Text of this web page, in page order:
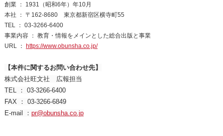
創業 ： 1931（昭和6年）年10月
本社 ： 〒162-8680 東京都新宿区横寺町55
TEL ： 03‐3266‐6400
事業内容 ： 教育・情報をメインとした総合出版と事業
URL ：
https://www.obunsha.co.jp/
【本件に関するお問い合わせ先】
株式会社旺文社 広報担当
TEL ： 03-3266-6400
FAX ： 03-3266-6849
E-mail ： pr@obunsha.co.jp